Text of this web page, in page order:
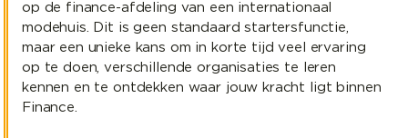
op de finance-afdeling van een internationaal
modehuis. Dit is geen standaard startersfunctie,
maar een unieke kans om in korte tijd veel ervaring
op te doen, verschillende organisaties te leren
kennen en te ontdekken waar jouw kracht ligt binnen
Finance.